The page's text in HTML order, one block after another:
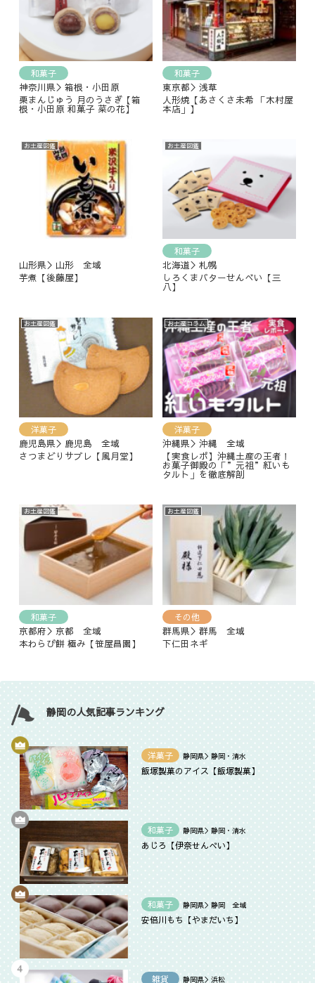
和菓子
神奈川県＞箱根・小田原
栗まんじゅう 月のうさぎ【箱
根・小田原 和菓子 菜の花】
和菓子
東京都＞浅草
人形焼【あさくさ未希 「木村屋
本店」】
お土産図鑑
山形県＞山形 全域
芋煮【後藤屋】
お土産図鑑
和菓子
北海道＞札幌
しろくまバターせんべい【三
八】
お土産図鑑
洋菓子
鹿児島県＞鹿児島 全域
さつまどりサブレ【風月堂】
お土産コラム
洋菓子
沖縄県＞沖縄 全域
【実食レポ】沖縄土産の王者！
お菓子御殿の「”元祖”紅いも
タルト」を徹底解剖
お土産図鑑
和菓子
京都府＞京都 全域
本わらび餅 極み【笹屋昌園】
お土産図鑑
その他
群馬県＞群馬 全域
下仁田ネギ
静岡の人気記事ランキング
洋菓子 静岡県＞静岡・清水
飯塚製菓のアイス【飯塚製菓】
和菓子 静岡県＞静岡・清水
あじろ【伊奈せんべい】
和菓子 静岡県＞静岡 全域
安倍川もち【やまだいち】
雑貨 静岡県＞浜松